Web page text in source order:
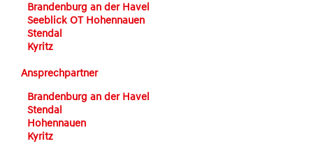
Brandenburg an der Havel
Seeblick OT Hohennauen
Stendal
Kyritz
Ansprechpartner
Brandenburg an der Havel
Stendal
Hohennauen
Kyritz